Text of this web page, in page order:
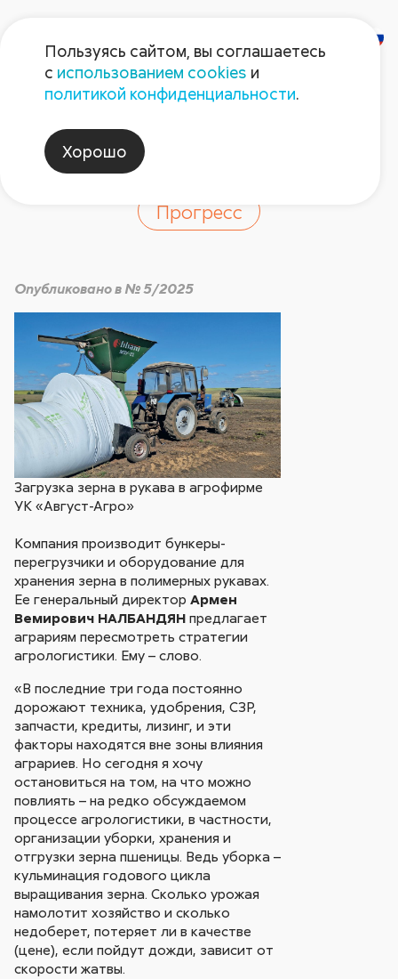
Урок агрологистики
от «Лилиани»
Прогресс
Опубликовано в № 5/2025
Загрузка зерна в рукава в агрофирме
УК «Август-Агро»
Компания производит бункеры-
перегрузчики и оборудование для
хранения зерна в полимерных рукавах.
Ее генеральный директорАрмен
Вемирович НАЛБАНДЯН предлагает
аграриям пересмотреть стратегии
агрологистики. Ему – слово.
«В последние три года постоянно
дорожают техника, удобрения, СЗР,
запчасти, кредиты, лизинг, и эти
факторы находятся вне зоны влияния
аграриев. Но сегодня я хочу
остановиться на том, на что можно
повлиять – на редко обсуждаемом
процессе агрологистики, в частности,
организации уборки, хранения и
отгрузки зерна пшеницы. Ведь уборка –
кульминация годового цикла
выращивания зерна. Сколько урожая
намолотит хозяйство и сколько
недоберет, потеряет ли в качестве
(цене), если пойдут дожди, зависит от
скорости жатвы.
Пользуясь сайтом, вы соглашаетесь
с использованием cookies и
политикой конфиденциальности.
Хорошо